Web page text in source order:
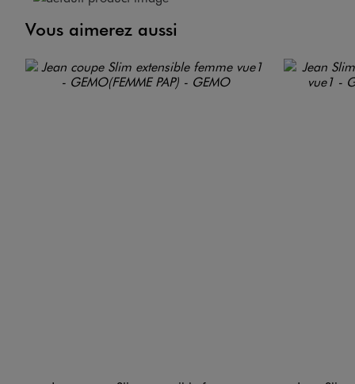
Vous aimerez aussi